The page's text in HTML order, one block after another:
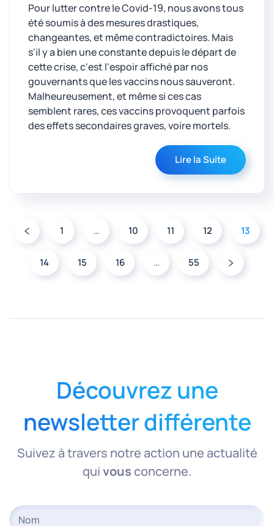
Pour lutter contre le Covid-19, nous avons tous
été soumis à des mesures drastiques,
changeantes, et même contradictoires. Mais
s'il y a bien une constante depuis le départ de
cette crise, c'est l'espoir affiché par nos
gouvernants que les vaccins nous sauveront.
Malheureusement, et même si ces cas
semblent rares, ces vaccins provoquent parfois
des effets secondaires graves, voire mortels.
Lire la Suite
1 … 10 11 12 13
14 15 16 … 55
Découvrez une
newsletter différente
Suivez à travers notre action une actualité
quivousconcerne.